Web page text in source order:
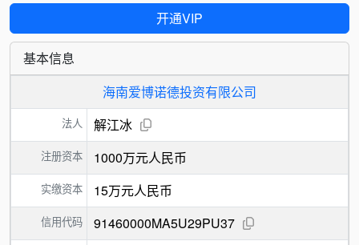
开通VIP
基本信息
海南爱博诺德投资有限公司
法人 解江冰
注册资本 1000万元人民币
实缴资本 15万元人民币
信用代码 91460000MA5U29PU37